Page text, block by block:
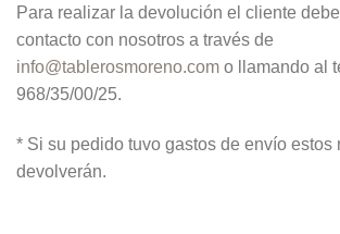
Para realizar la devolución el cliente
contacto con nosotros a través de
info@tablerosmoreno.com o llamando al
968/35/00/25.
* Si su pedido tuvo gastos de envío estos
devolverán.